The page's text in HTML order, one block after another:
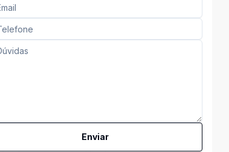
Enviar